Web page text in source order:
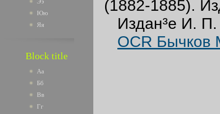
Юю
Яя
Block title
Аа
Бб
Вв
Гг
(1882-1885).
Издан³е И. П.
OCR Бычков